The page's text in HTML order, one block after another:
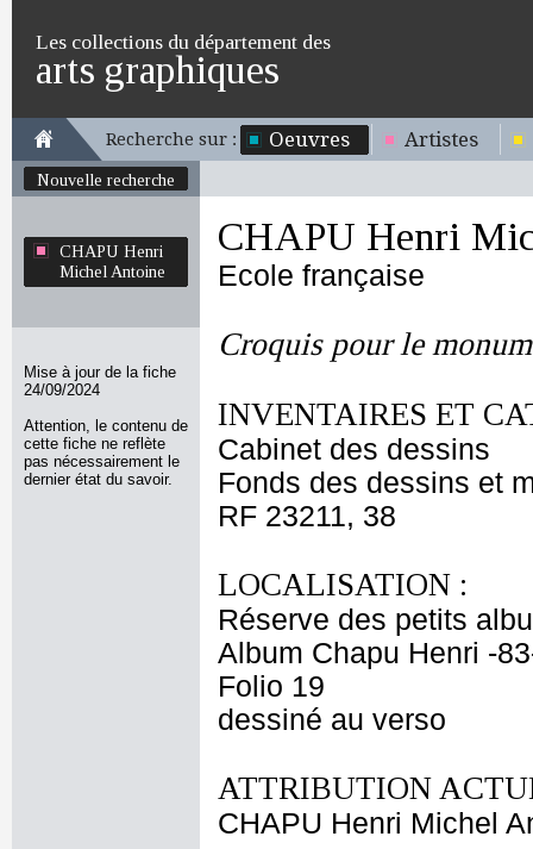
Les collections du département des
arts graphiques
Recherche sur : Oeuvres Artistes
Nouvelle recherche
CHAPU Henri
Michel Antoine
Mise à jour de la fiche
24/09/2024
Attention, le contenu de
cette fiche ne reflète
pas nécessairement le
dernier état du savoir.
CHAPU Henri
Ecole française
Croquis pour le
INVENTAIRES ET
Cabinet des dessins
Fonds des dessins et
RF 23211, 38
LOCALISATION :
Réserve des petits
Album Chapu Henri -
Folio 19
dessiné au verso
ATTRIBUTION
CHAPU Henri Michel